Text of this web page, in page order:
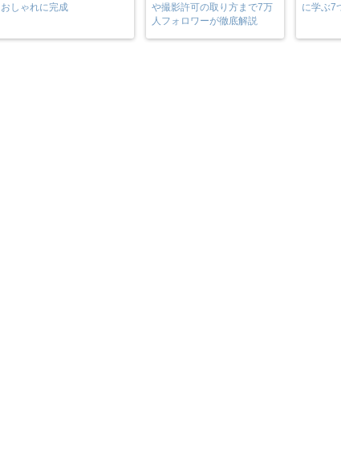
おしゃれに完成
や撮影許可の取り方まで7万
人フォロワーが徹底解説
に学ぶ7